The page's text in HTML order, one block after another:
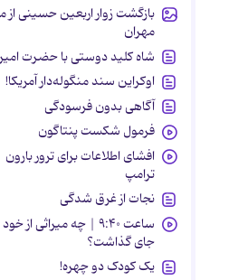
بازگشت زوار اربعین حسینی از
مهران
شاه کلید دوستی با حضرت امیر
اوکراین سند منگوله‌دار آمریکا!
آگاهی بدون فرسودگی
فرمول شکست پنتاگون
افشای اطلاعات برای ترور بارون
ترامپ
نجات از غرق شدگی
ساعت ۹:۴۰ | چه میراثی از
جای گذاشت؟
یک کودک دو چهره!